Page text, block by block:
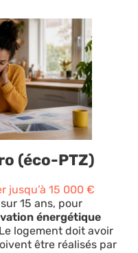
(éco-PTZ)
jusqu’à 15 000 €
15 ans, pour
énergétique
logement doit avoir
être réalisés par